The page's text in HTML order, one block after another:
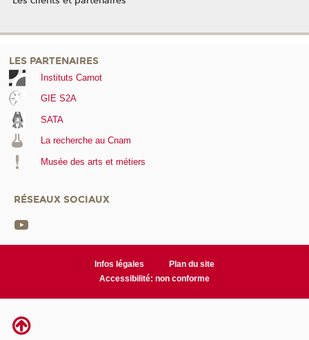
LES PARTENAIRES
Instituts Carnot
GIE S2A
SATA
La recherche au Cnam
Musée des arts et métiers
RÉSEAUX SOCIAUX
Infos légales
Plan du site
Accessibilité: non conforme